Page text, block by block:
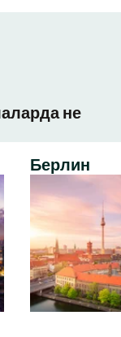
не
Берлин